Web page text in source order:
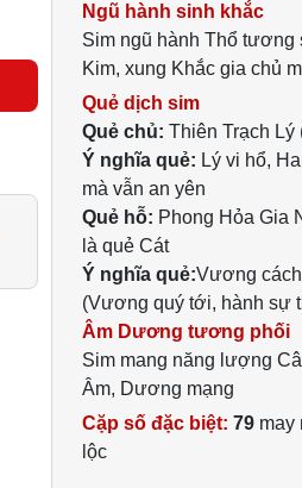
Ngũ hành sinh khắc
Sim ngũ hành Thổ tương
Kim, xung Khắc gia chủ
Quẻ dịch sim
Quẻ chủ: Thiên Trạch Lý
Ý nghĩa quẻ: Lý vi hổ,
mà vẫn an yên
Quẻ hỗ: Phong Hỏa Gia
là quẻ Cát
Ý nghĩa quẻ:Vương
(Vương quý tới, hành sự
Âm Dương tương phối
Sim mang năng lượng
Âm, Dương mạng
Cặp số đặc biệt: 79may
lộc